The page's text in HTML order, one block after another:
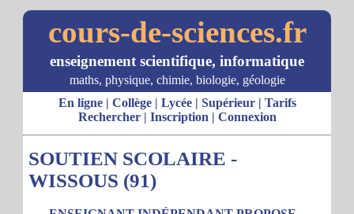
cours-de-sciences.fr
enseignement scientifique, informatique
maths, physique, chimie, biologie, géologie
En ligne| Collège| Lycée| Supérieur| Tarifs
Rechercher| Inscription | Connexion
SOUTIEN SCOLAIRE -
WISSOUS (91)